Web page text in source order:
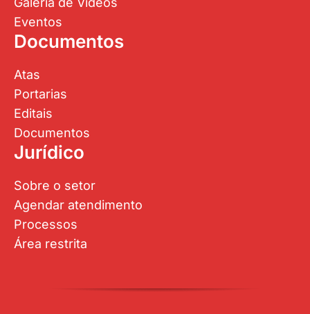
Eventos
Documentos
Atas
Portarias
Editais
Documentos
Jurídico
Sobre o setor
Agendar atendimento
Processos
Área restrita